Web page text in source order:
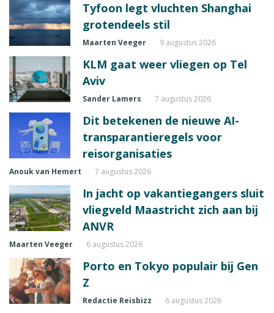
Tyfoon legt vluchten Shanghai
grotendeels stil
Maarten Veeger 9 augustus 2026
KLM gaat weer vliegen op Tel
Aviv
Sander Lamers 7 augustus 2026
Dit betekenen de nieuwe AI-
transparantieregels voor
reisorganisaties
Anouk van Hemert 7 augustus 2026
In jacht op vakantiegangers sluit
vliegveld Maastricht zich aan bij
ANVR
Maarten Veeger 6 augustus 2026
Porto en Tokyo populair bij Gen
Z
Redactie Reisbizz 6 augustus 2026